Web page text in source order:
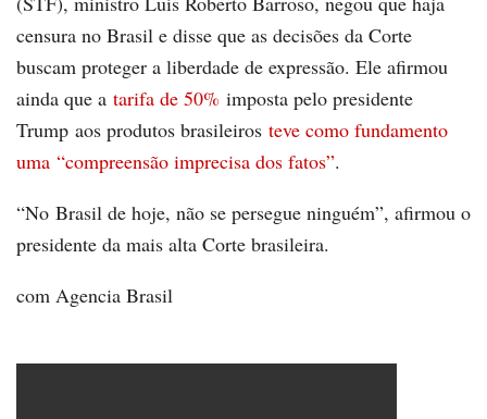
censura no Brasil e disse que as decisões da Corte
buscam proteger a liberdade de expressão. Ele afirmou
ainda que a tarifa de 50% imposta pelo presidente
Trump aos produtos brasileiros teve como fundamento
uma “compreensão imprecisa dos fatos”.
“No Brasil de hoje, não se persegue ninguém”, afirmou o
presidente da mais alta Corte brasileira.
com Agencia Brasil